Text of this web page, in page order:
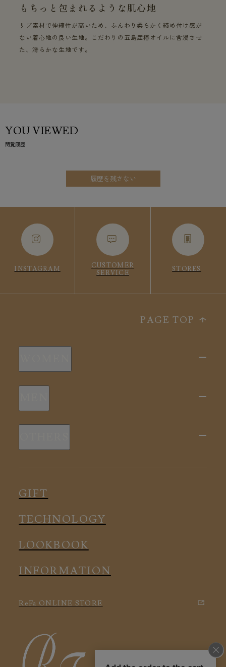
もちっと包まれるような肌心地
リブ素材で伸縮性が高いため、ふんわり柔らかく締め付け感が
ない着心地の良い生地。こだわりの五島産椿オイルに含浸させ
た、滑らかな生地です。
YOU VIEWED
閲覧履歴
履歴を残さない
INSTAGRAM
CUSTOMER
SERVICE
STORES
PAGE TOP
新商品
スリープウェア
ルームウェア
アクセサリー
新商品
ルームウェア
アクセサリー
GIFT
TECHNOLOGY
LOOKBOOK
INFORMATION
ReFa ONLINE STORE